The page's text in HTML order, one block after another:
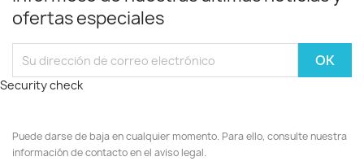
ofertas especiales
Security check
Puede darse de baja en cualquier momento. Para ello, consulte nuestra
información de contacto en el aviso legal.